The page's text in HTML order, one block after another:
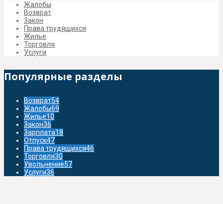
Жалобы
Возврат
Закон
Права трудящихся
Жилье
Торговля
Услуги
Популярные разделы
Возврат54
Жалобы69
Жилье10
Закон36
Зарплата18
Отпуск47
Права трудящихся46
Торговля30
Увольнение57
Услуги36